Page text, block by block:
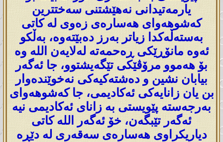
یارمەتیدانی نەهێشتنی سەختترین
کەشوهەوای هەسارەی زەوی لە کاتی
بەستەڵەکدا زیاتر بەرز دەبێتەوە، بەڵکو
ئەوە مانۆڕێکی ڕەحمەتە لەلایەن اللە وە
بۆ هەموو مرۆڤێکی تێگەیشتوو، جا ئەگەر
بیابان نشین و دەشتەکیەکی نەخوێندەوار
بن یان زانایەکی ئەکادیمی، جا کەشوهەوای
بەرجەستە پێویستی بە زانای ئەکادیمی نیە
ئەگەر تێبگەن، خۆ ئەگەر اللە کاتی
دیاریکراوی هەسارەی سەقەری لە دێڕە